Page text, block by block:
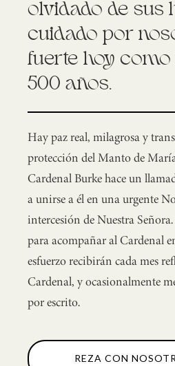
olvidado de sus
cuidado por
fuerte hoy
500 años.
Hay paz real, milagrosa y
protección del Manto de
Cardenal Burke hace un
a unirse a él en una urgente
intercesión de Nuestra
para acompañar al Cardenal
esfuerzo recibirán cada mes
Cardenal, y ocasionalmente
por escrito.
REZA CON